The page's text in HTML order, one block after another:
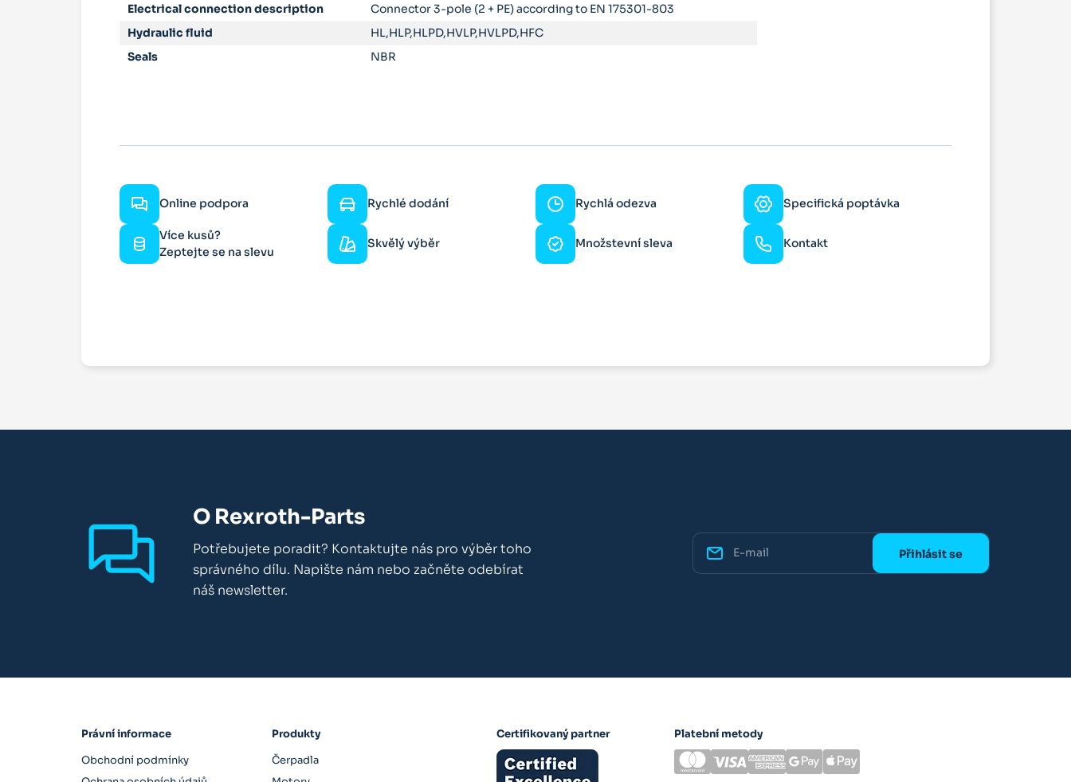
Electrical connection description
Connector 3-pole (2 + PE) according to EN 175301-803
Hydraulic fluid
HL,HLP,HLPD,HVLP,HVLPD,HFC
Seals
NBR
Online podpora Rychlé dodání Rychlá odezva Specifická poptávka
Více kusů?
Zeptejte se na slevu
Skvělý výběr Množstevní sleva Kontakt
O Rexroth-Parts
Potřebujete poradit? Kontaktujte nás pro výběr toho
správného dílu. Napište nám nebo začněte odebírat
náš newsletter.
Právní informace
Obchodní podmínky
Produkty
Čerpadla
Certifikovaný partner Platební metody